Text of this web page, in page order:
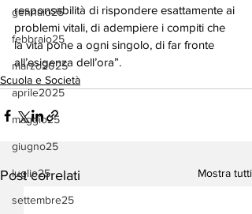
gennaio25
febbraio25
marzo2025
aprile2025
maggio25
giugno25
luglio25
settembre25
responsabilità di rispondere esattamente ai
problemi vitali, di adempiere i compiti che
la vita pone a ogni singolo, di far fronte
all’esigenza dell’ora”.
Scuola e Società
Post correlati Mostra tutti